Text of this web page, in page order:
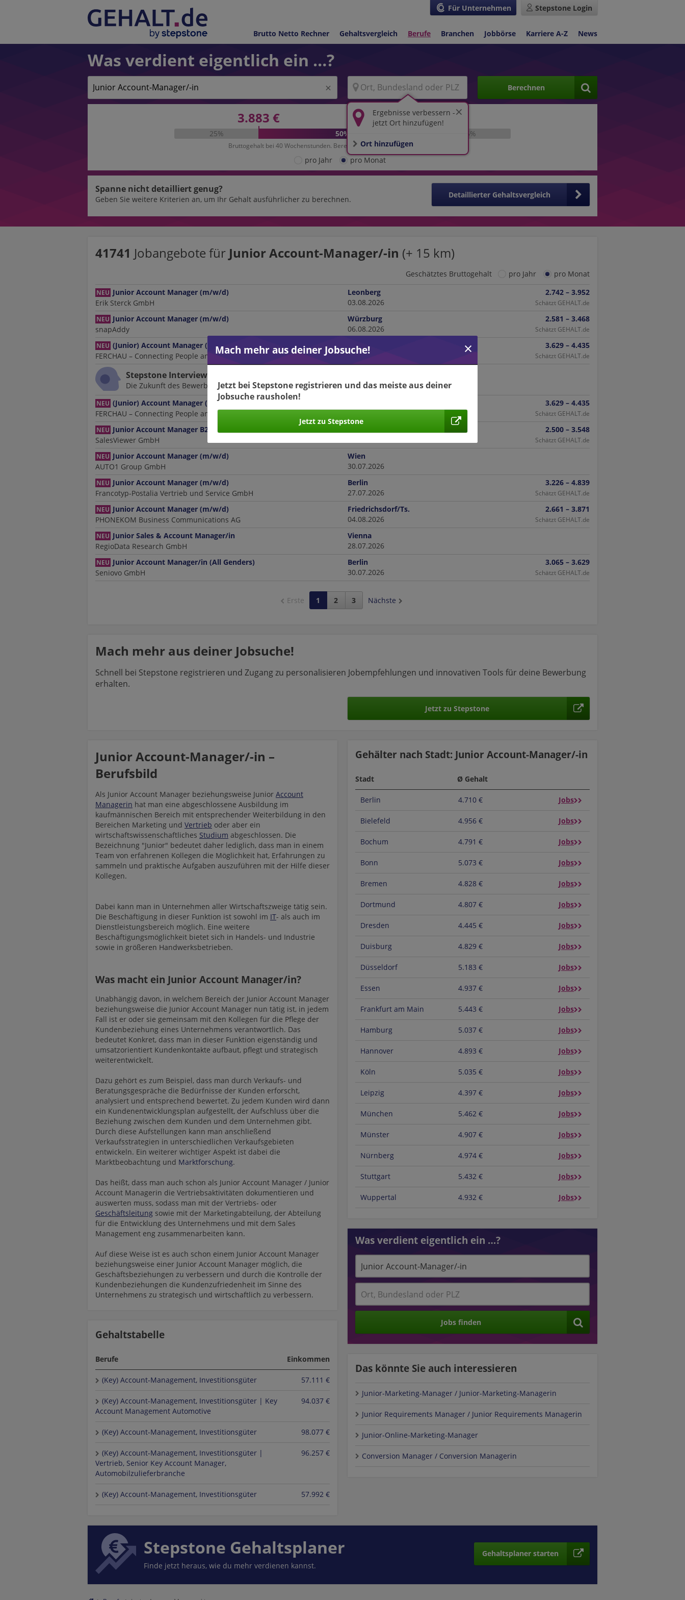
Für Unternehmen Stepstone Login
Brutto Netto Rechner Gehaltsvergleich Berufe Branchen Jobbörse Karriere A-Z News
Was verdient eigentlich ein …?
Ergebnisse verbessern -
jetzt Ort hinzufügen!
Ort hinzufügen
Berechnen
3.883 € 6.957 €
25% 50% 25%
Bruttogehalt bei 40 Wochenstunden. Berechnungsgrundlage:10.000 Datensätze
pro Jahr pro Monat
Spanne nicht detailliert genug?
Geben Sie weitere Kriterien an, um Ihr Gehalt ausführlicher zu berechnen. Detaillierter Gehaltsvergleich
41741 Jobangebote für Junior Account-Manager/-in (+ 15 km)
Geschätztes Bruttogehalt pro Jahr pro Monat
NEU Junior Account Manager (m/w/d)
Erik Sterck GmbH
Leonberg
03.08.2026
2.742 – 3.952
Schätzt GEHALT.de
NEU Junior Account Manager (m/w/d)
snapAddy
Würzburg
06.08.2026
2.581 – 3.468
Schätzt GEHALT.de
NEU (Junior) Account Manager (m/w/d) Schiffbau
FERCHAU – Connecting People and Technologies
Hamburg
31.07.2026
3.629 – 4.435
Schätzt GEHALT.de
Stepstone Interviewer
Die Zukunft des Bewerbungstrainings.
NEU (Junior) Account Manager (m/w/d)
FERCHAU – Connecting People and Technologies
31.07.2026
3.629 – 4.435
Schätzt GEHALT.de
NEU Junior Account Manager B2B
SalesViewer GmbH
2.500 – 3.548
Schätzt GEHALT.de
NEU Junior Account Manager (m/w/d)
AUTO1 Group GmbH
Wien
30.07.2026
NEU Junior Account Manager (m/w/d)
Francotyp-Postalia Vertrieb und Service GmbH
Berlin
27.07.2026
3.226 – 4.839
Schätzt GEHALT.de
NEU Junior Account Manager (m/w/d)
PHONEKOM Business Communications AG
Friedrichsdorf/Ts.
04.08.2026
2.661 – 3.871
Schätzt GEHALT.de
NEU Junior Sales & Account Manager/in
RegioData Research GmbH
Vienna
28.07.2026
NEU Junior Account Manager/in (All Genders)
Seniovo GmbH
Berlin
30.07.2026
3.065 – 3.629
Schätzt GEHALT.de
Erste 1 2 3 Nächste
Mach mehr aus deiner Jobsuche!
Schnell bei Stepstone registrieren und Zugang zu personalisieren Jobempfehlungen und innovativen Tools für deine Bewerbung
erhalten.
Jetzt zu Stepstone
Junior Account-Manager/-in –
Berufsbild
Als Junior Account Manager beziehungsweise Junior Account
Managerin hat man eine abgeschlossene Ausbildung im
kaufmännischen Bereich mit entsprechender Weiterbildung in den
Bereichen Marketing und Vertrieb oder aber ein
wirtschaftswissenschaftliches Studium abgeschlossen. Die
Bezeichnung "Junior" bedeutet daher lediglich, dass man in einem
Team von erfahrenen Kollegen die Möglichkeit hat, Erfahrungen zu
sammeln und praktische Aufgaben auszuführen mit der Hilfe dieser
Kollegen.
Dabei kann man in Unternehmen aller Wirtschaftszweige tätig sein.
Die Beschäftigung in dieser Funktion ist sowohl im IT- als auch im
Dienstleistungsbereich möglich. Eine weitere
Beschäftigungsmöglichkeit bietet sich in Handels- und Industrie
sowie in größeren Handwerksbetrieben.
Was macht ein Junior Account Manager/in?
Unabhängig davon, in welchem Bereich der Junior Account Manager
beziehungsweise die Junior Account Manager nun tätig ist, in jedem
Fall ist er oder sie gemeinsam mit den Kollegen für die Pflege der
Kundenbeziehung eines Unternehmens verantwortlich. Das
bedeutet Konkret, dass man in dieser Funktion eigenständig und
umsatzorientiert Kundenkontakte aufbaut, pflegt und strategisch
weiterentwickelt.
Dazu gehört es zum Beispiel, dass man durch Verkaufs- und
Beratungsgespräche die Bedürfnisse der Kunden erforscht,
analysiert und entsprechend bewertet. Zu jedem Kunden wird dann
ein Kundenentwicklungsplan aufgestellt, der Aufschluss über die
Beziehung zwischen dem Kunden und dem Unternehmen gibt.
Durch diese Aufstellungen kann man anschließend
Verkaufsstrategien in unterschiedlichen Verkaufsgebieten
entwickeln. Ein weiterer wichtiger Aspekt ist dabei die
Marktbeobachtung und Marktforschung.
Das heißt, dass man auch schon als Junior Account Manager / Junior
Account Managerin die Vertriebsaktivitäten dokumentieren und
auswerten muss, sodass man mit der Vertriebs- oder
Geschäftsleitung sowie mit der Marketingabteilung, der Abteilung
für die Entwicklung des Unternehmens und mit dem Sales
Management eng zusammenarbeiten kann.
Auf diese Weise ist es auch schon einem Junior Account Manager
beziehungsweise einer Junior Account Manager möglich, die
Geschäftsbeziehungen zu verbessern und durch die Kontrolle der
Kundenbeziehungen die Kundenzufriedenheit im Sinne des
Unternehmens zu strategisch und wirtschaftlich zu verbessern.
Gehaltstabelle
Berufe Einkommen
(Key) Account-Management, Investitionsgüter 57.111 €
(Key) Account-Management, Investitionsgüter | Key
Account Management Automotive
94.037 €
(Key) Account-Management, Investitionsgüter 98.077 €
(Key) Account-Management, Investitionsgüter |
Vertrieb, Senior Key Account Manager,
Automobilzulieferbranche
96.257 €
(Key) Account-Management, Investitionsgüter 57.992 €
Gehälter nach Stadt: Junior Account-Manager/-in
Stadt Ø Gehalt
Berlin 4.710 € Jobs
Bielefeld 4.956 € Jobs
Bochum 4.791 € Jobs
Bonn 5.073 € Jobs
Bremen 4.828 € Jobs
Dortmund 4.807 € Jobs
Dresden 4.445 € Jobs
Duisburg 4.829 € Jobs
Düsseldorf 5.183 € Jobs
Essen 4.937 € Jobs
Frankfurt am Main 5.443 € Jobs
Hamburg 5.037 € Jobs
Hannover 4.893 € Jobs
Köln 5.035 € Jobs
Leipzig 4.397 € Jobs
München 5.462 € Jobs
Münster 4.907 € Jobs
Nürnberg 4.974 € Jobs
Stuttgart 5.432 € Jobs
Wuppertal 4.932 € Jobs
Was verdient eigentlich ein …?
Jobs finden
Das könnte Sie auch interessieren
Junior-Marketing-Manager / Junior-Marketing-Managerin
Junior Requirements Manager / Junior Requirements Managerin
Junior-Online-Marketing-Manager
Conversion Manager / Conversion Managerin
Stepstone Gehaltsplaner
Finde jetzt heraus, wie du mehr verdienen kannst.
Gehaltsplaner starten
Mach mehr aus deiner Jobsuche!
Jetzt bei Stepstone registrieren und das meiste aus deiner
Jobsuche rausholen!
Jetzt zu Stepstone